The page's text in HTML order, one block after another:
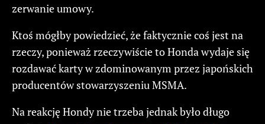
zerwanie umowy.
Ktoś mógłby powiedzieć, że faktycznie coś jest na
rzeczy, ponieważ rzeczywiście to Honda wydaje się
rozdawać karty w zdominowanym przez japońskich
producentów stowarzyszeniu MSMA.
Na reakcję Hondy nie trzeba jednak było długo